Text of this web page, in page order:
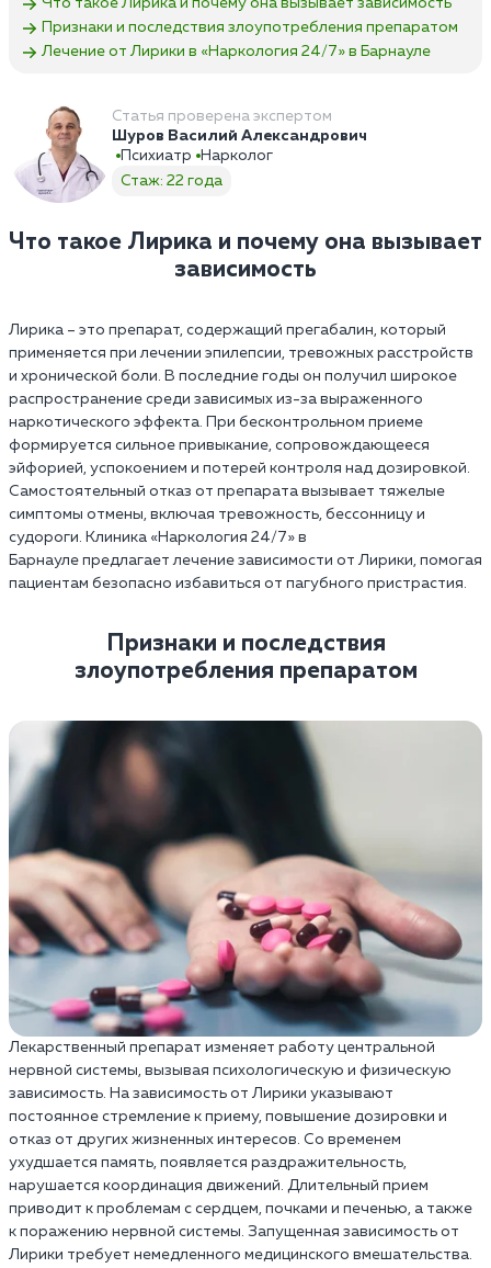
Что такое Лирика и почему она вызывает зависимость
Признаки и последствия злоупотребления препаратом
Лечение от Лирики в «Наркология 24/7»‎ в Барнауле
Статья проверена экспертом
Шуров Василий Александрович
Психиатр
Нарколог
Стаж: 22 года
Что такое Лирика и почему она вызывает
зависимость
Лирика – это препарат, содержащий прегабалин, который
применяется при лечении эпилепсии, тревожных расстройств
и хронической боли. В последние годы он получил широкое
распространение среди зависимых из-за выраженного
наркотического эффекта. При бесконтрольном приеме
формируется сильное привыкание, сопровождающееся
эйфорией, успокоением и потерей контроля над дозировкой.
Самостоятельный отказ от препарата вызывает тяжелые
симптомы отмены, включая тревожность, бессонницу и
судороги. Клиника «Наркология 24/7» в
Барнауле предлагает лечение зависимости от Лирики, помогая
пациентам безопасно избавиться от пагубного пристрастия.
Признаки и последствия
злоупотребления препаратом
Лекарственный препарат изменяет работу центральной
нервной системы, вызывая психологическую и физическую
зависимость. На зависимость от Лирики указывают
постоянное стремление к приему, повышение дозировки и
отказ от других жизненных интересов. Со временем
ухудшается память, появляется раздражительность,
нарушается координация движений. Длительный прием
приводит к проблемам с сердцем, почками и печенью, а также
к поражению нервной системы. Запущенная зависимость от
Лирики требует немедленного медицинского вмешательства.